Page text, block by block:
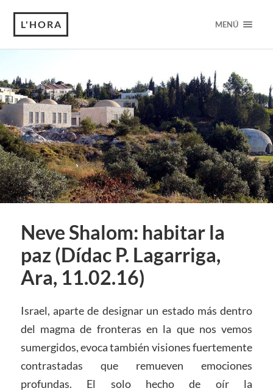
L'HORA MENÚ
Neve Shalom: habitar la
paz (Dídac P. Lagarriga,
Ara, 11.02.16)
Israel, aparte de designar un estado más dentro
del magma de fronteras en la que nos vemos
sumergidos, evoca también visiones fuertemente
contrastadas que remueven emociones
profundas. El solo hecho de oír la